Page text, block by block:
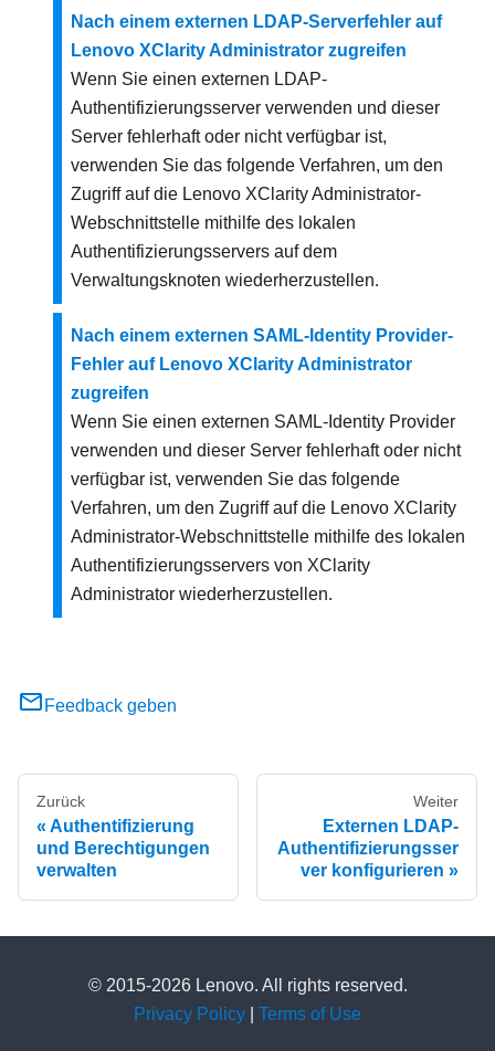
Nach einem externen LDAP-Serverfehler auf
Lenovo XClarity Administrator zugreifen
Wenn Sie einen externen LDAP-
Authentifizierungsserver verwenden und dieser
Server fehlerhaft oder nicht verfügbar ist,
verwenden Sie das folgende Verfahren, um den
Zugriff auf die Lenovo XClarity Administrator-
Webschnittstelle mithilfe des lokalen
Authentifizierungsservers auf dem
Verwaltungsknoten wiederherzustellen.
Nach einem externen SAML-Identity Provider-
Fehler auf Lenovo XClarity Administrator
zugreifen
Wenn Sie einen externen SAML- Identity Provider
verwenden und dieser Server fehlerhaft oder nicht
verfügbar ist, verwenden Sie das folgende
Verfahren, um den Zugriff auf die Lenovo XClarity
Administrator-Webschnittstelle mithilfe des lokalen
Authentifizierungsservers von XClarity
Administrator wiederherzustellen.
Feedback geben
Zurück
Authentifizierung
und Berechtigungen
verwalten
Weiter
Externen LDAP-
Authentifizierungsser
ver konfigurieren
© 2015-2026 Lenovo. All rights reserved.
Privacy Policy
Terms of Use